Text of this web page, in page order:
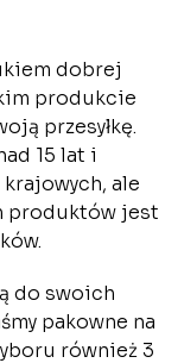
dobrej
produkcie
przesyłkę.
15 lat i
ale
produktów jest
do swoich
pakowne na
również 3